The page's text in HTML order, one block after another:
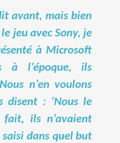
avant, mais bien
jeu avec Sony, je
à Microsoft
à l’époque, ils
n’en voulons
disent : ‘Nous le
fait, ils n’avaient
dans quel but